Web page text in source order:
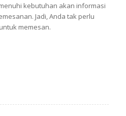
kebutuhan akan informasi
Jadi, Anda tak perlu
memesan.